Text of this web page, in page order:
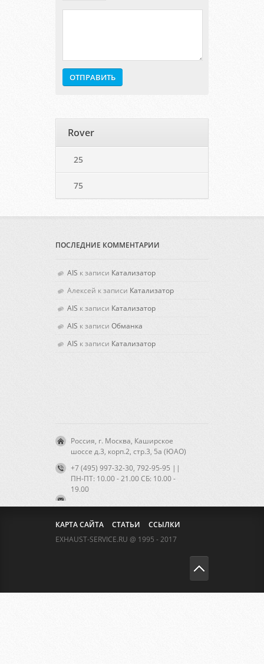
Rover
25
75
ПОСЛЕДНИЕ КОММЕНТАРИИ
AIS к записи Катализатор
Алексей к записи Катализатор
AIS к записи Катализатор
AIS к записи Обманка
AIS к записи Катализатор
Россия, г. Москва, Каширское
шоссе д.3, корп.2, стр.3, 5а (ЮАО)
+7 (495) 997-32-30, 792-95-95 ||
ПН-ПТ: 10.00 - 21.00 CБ: 10.00 -
19.00
КАРТА САЙТА СТАТЬИ
ССЫЛКИ
EXHAUST-SERVICE.RU @ 1995 - 2017